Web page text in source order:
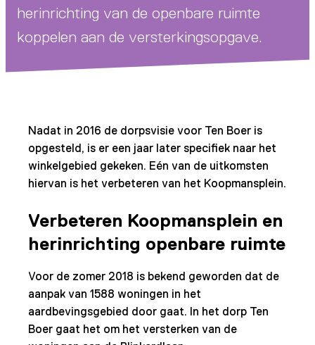
herinrichting van de openbare ruimte
koppelen aan de versterkingsopgave.
Nadat in 2016 de dorpsvisie voor Ten Boer is
opgesteld, is er een jaar later specifiek naar het
winkelgebied gekeken. Eén van de uitkomsten
hiervan is het verbeteren van het Koopmansplein.
Verbeteren Koopmansplein en
herinrichting openbare ruimte
Voor de zomer 2018 is bekend geworden dat de
aanpak van 1588 woningen in het
aardbevingsgebied door gaat. In het dorp Ten
Boer gaat het om het versterken van de